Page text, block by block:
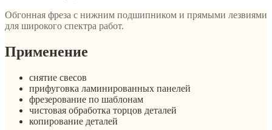
Обгонная фреза c нижним подшипником и прямыми лезвиями
для широкого спектра работ.
Применение
снятие свесов
прифуговка ламинированных панелей
фрезерование по шаблонам
чистовая обработка торцов деталей
копирование деталей